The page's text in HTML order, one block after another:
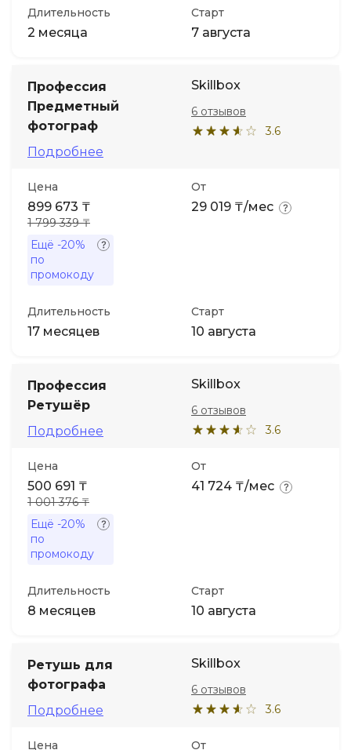
Длительность
2 месяца
Старт
7 августа
Профессия
Предметный
фотограф
Подробнее
Skillbox
3.6
6 отзывов
Цена
899 673 ₸
1 799 339 ₸
Ещё -20%
по
промокоду
От
29 019 ₸/мес
Длительность
17 месяцев
Старт
10 августа
Профессия
Ретушёр
Подробнее
Skillbox
3.6
6 отзывов
Цена
500 691 ₸
1 001 376 ₸
Ещё -20%
по
промокоду
От
41 724 ₸/мес
Длительность
8 месяцев
Старт
10 августа
Ретушь для
фотографа
Подробнее
Skillbox
3.6
6 отзывов
Цена От